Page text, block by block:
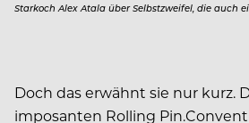
Starkoch Alex Atala über Selbstzweifel, die auch
Doch das erwähnt sie nur kurz.
imposanten Rolling